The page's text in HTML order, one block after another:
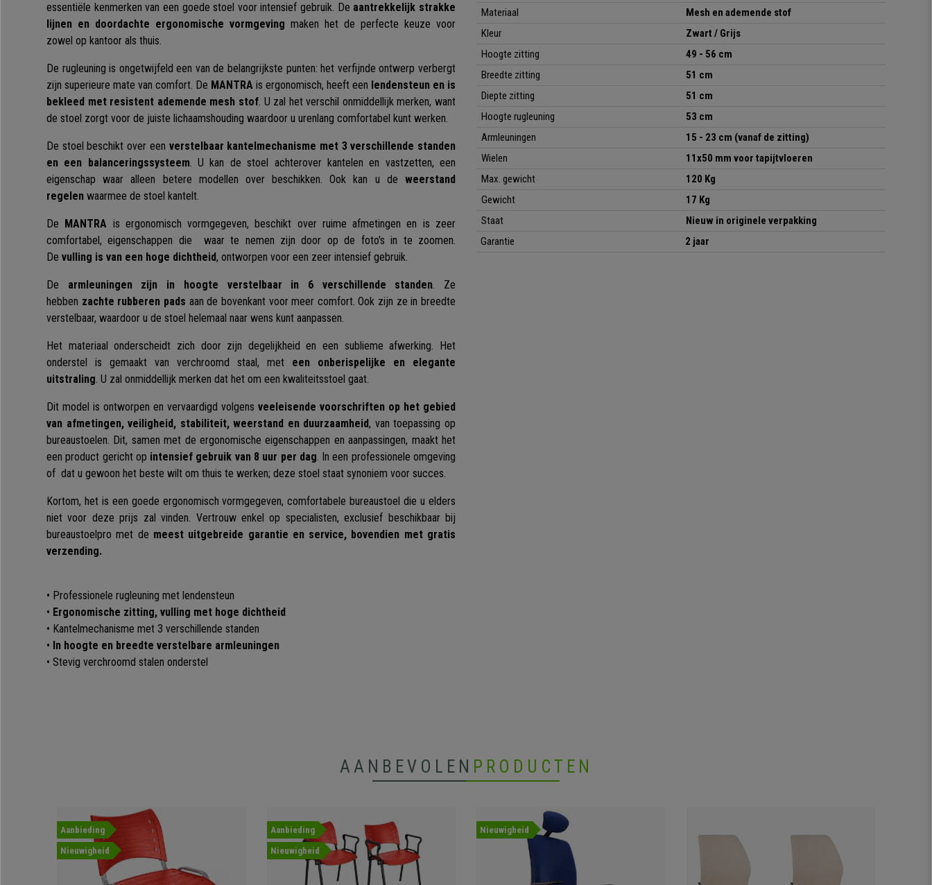
essentiële kenmerken van een goede stoel voor intensief gebruik. De aantrekkelijk strakke
lijnen en doordachte ergonomische vormgeving maken het de perfecte keuze voor
zowel op kantoor als thuis.
De rugleuning is ongetwijfeld een van de belangrijkste punten: het verfijnde ontwerp verbergt
zijn superieure mate van comfort. De MANTRA is ergonomisch, heeft een lendensteun en is
bekleed met resistent ademende mesh stof. U zal het verschil onmiddellijk merken, want
de stoel zorgt voor de juiste lichaamshouding waardoor u urenlang comfortabel kunt werken.
De stoel beschikt over een verstelbaar kantelmechanisme met 3 verschillende standen
en een balanceringssysteem. U kan de stoel achterover kantelen en vastzetten, een
eigenschap waar alleen betere modellen over beschikken. Ook kan u de weerstand
regelen waarmee de stoel kantelt.
De MANTRA is ergonomisch vormgegeven, beschikt over ruime afmetingen en is zeer
comfortabel, eigenschappen die waar te nemen zijn door op de foto's in te zoomen.
De vulling is van een hoge dichtheid, ontworpen voor een zeer intensief gebruik.
De armleuningen zijn in hoogte verstelbaar in 6 verschillende standen. Ze
hebben zachte rubberen pads aan de bovenkant voor meer comfort. Ook zijn ze in breedte
verstelbaar, waardoor u de stoel helemaal naar wens kunt aanpassen.
Het materiaal onderscheidt zich door zijn degelijkheid en een sublieme afwerking. Het
onderstel is gemaakt van verchroomd staal, met een onberispelijke en elegante
uitstraling. U zal onmiddellijk merken dat het om een kwaliteitsstoel gaat.
Dit model is ontworpen en vervaardigd volgens veeleisende voorschriften op het gebied
van afmetingen, veiligheid, stabiliteit, weerstand en duurzaamheid, van toepassing op
bureaustoelen. Dit, samen met de ergonomische eigenschappen en aanpassingen, maakt het
een product gericht op intensief gebruik van 8 uur per dag. In een professionele omgeving
of dat u gewoon het beste wilt om thuis te werken; deze stoel staat synoniem voor succes.
Kortom, het is een goede ergonomisch vormgegeven, comfortabele bureaustoel die u elders
niet voor deze prijs zal vinden. Vertrouw enkel op specialisten, exclusief beschikbaar bij
bureaustoelpro met de meest uitgebreide garantie en service, bovendien met gratis
verzending.
• Professionele rugleuning met lendensteun
• Ergonomische zitting, vulling met hoge dichtheid
• Kantelmechanisme met 3 verschillende standen
• In hoogte en breedte verstelbare armleuningen
• Stevig verchroomd stalen onderstel
Materiaal
Mesh en ademende stof
Kleur
Zwart / Grijs
Hoogte zitting
49 - 56 cm
Breedte zitting
51 cm
Diepte zitting
51 cm
Hoogte rugleuning
53 cm
Armleuningen
15 - 23 cm (vanaf de zitting)
Wielen
11x50 mm voor tapijtvloeren
Max. gewicht
120 Kg
Gewicht
17 Kg
Staat
Nieuw in originele verpakking
Garantie
2 jaar
AANBEVOLEN PRODUCTEN
Aanbieding
Nieuwigheid
Aanbieding
Nieuwigheid
Nieuwigheid